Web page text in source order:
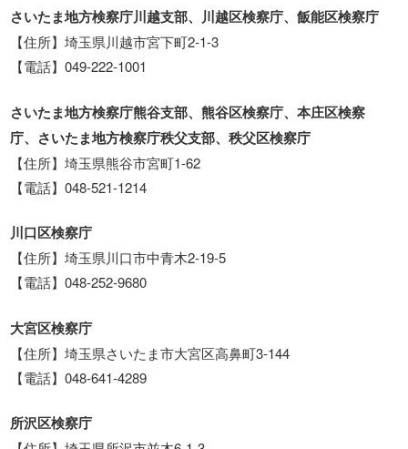
さいたま地方検察庁川越支部、川越区検察庁、飯能区検察庁
【住所】埼玉県川越市宮下町2-1-3
【電話】049-222-1001
さいたま地方検察庁熊谷支部、熊谷区検察庁、本庄区検察
庁、さいたま地方検察庁秩父支部、秩父区検察庁
【住所】埼玉県熊谷市宮町1-62
【電話】048-521-1214
川口区検察庁
【住所】埼玉県川口市中青木2-19-5
【電話】048-252-9680
大宮区検察庁
【住所】埼玉県さいたま市大宮区高鼻町3-144
【電話】048-641-4289
所沢区検察庁